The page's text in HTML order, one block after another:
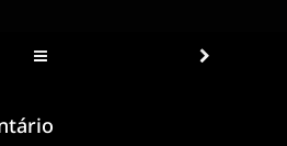
▶